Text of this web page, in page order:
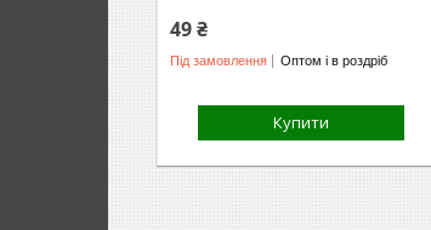
49 ₴
Під замовлення Оптом і в роздріб
Купити